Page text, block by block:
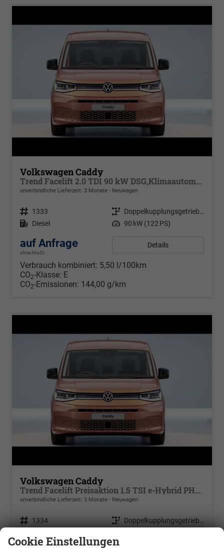
Volkswagen Caddy
Trend Facelift 2.0 TDI 90 kW DSG,Klimaautomatik, 5 Sitze, Zuziehhilfe Schiebetüren + Heckklappe, PDC v+h, ACC, Side Assist Blind Spot, Ausparkhilfe, Ausstiegswarner, Digital Cockpit PRO, Radioanlage Navigationsvorbereituing,, Mittearmlehne verstellbar
unverbindliche Lieferzeit: 3 Monate Neuwagen
Fahrzeugnr. 1333 Getriebe
Doppelkupplungsgetriebe (DSG)
Kraftstoff Diesel Leistung 90 kW (122 PS)
auf Anfrage
ohne MwSt.
Details
Verbrauch kombiniert: 5,50 l/100km
CO2-Klasse: E
CO2-Emissionen: 144,00 g/km
Volkswagen Caddy
Trend Facelift Preisaktion 1.5 TSI e-Hybrid PHEV 110kW DSG 6, Klimaautomatik, Zuziehhilfe schiebetüren u. Heckklappe, ACC, Side Assist m. Blins Spoz, Ausparkhilfe, Ausstiegswwarner, Radio+ Navigations Vorbereitung, PDC v+h,
unverbindliche Lieferzeit: 3 Monate Neuwagen
Fahrzeugnr. 1334 Getriebe
Doppelkupplungsgetriebe (DSG)
Cookie Einstellungen